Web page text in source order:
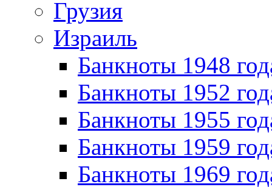
Грузия
Израиль
Банкноты 1948
Банкноты 1952
Банкноты 1955
Банкноты 1959
Банкноты 1969